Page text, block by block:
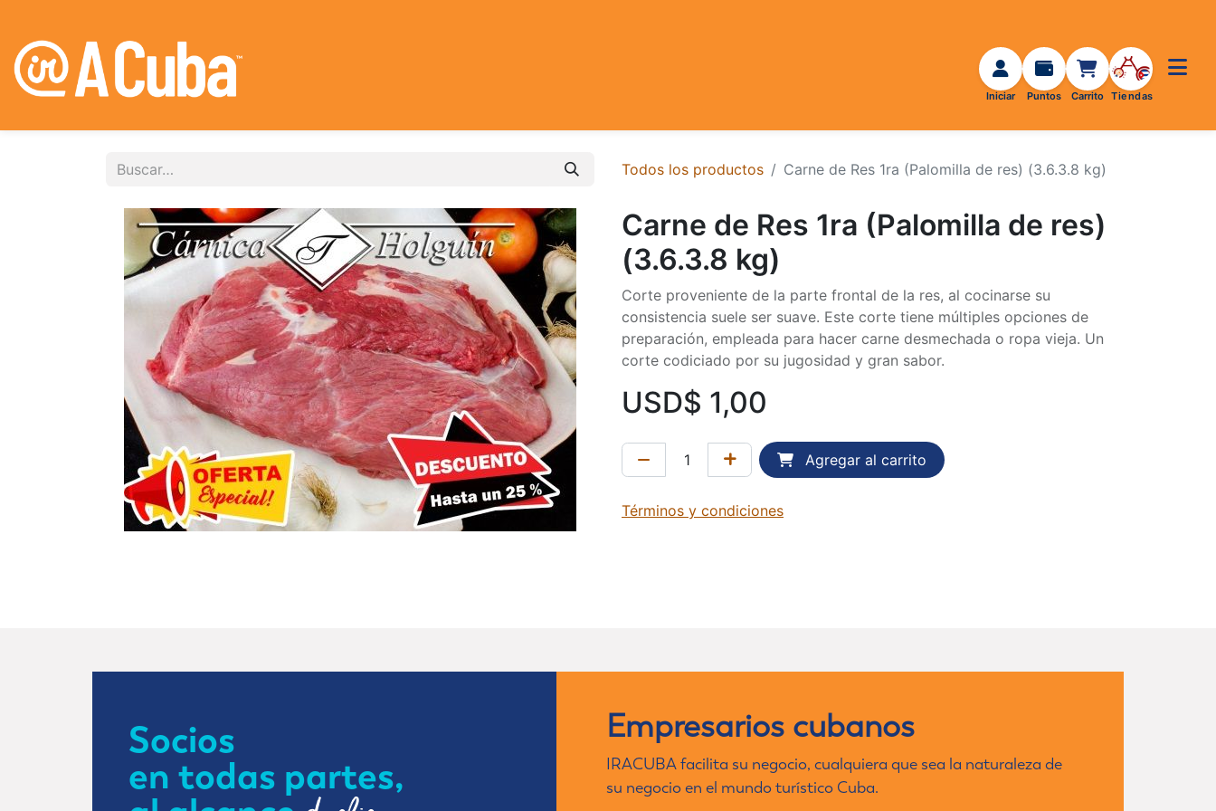
Todos los productos Carne de Res 1ra (Palomilla de res) (3.6.3.8 kg)
Carne de Res 1ra (Palomilla de res)
(3.6.3.8 kg)
Corte proveniente de la parte frontal de la res, al cocinarse su
consistencia suele ser suave. Este corte tiene múltiples opciones de
preparación, empleada para hacer carne desmechada o ropa vieja. Un
corte codiciado por su jugosidad y gran sabor.
USD$ 1,00
Agregar al carrito
Términos y condiciones
Socios
en todas partes,
Empresarios cubanos
IRACUBA facilita su negocio, cualquiera que sea la naturaleza de
su negocio en el mundo turístico Cuba.